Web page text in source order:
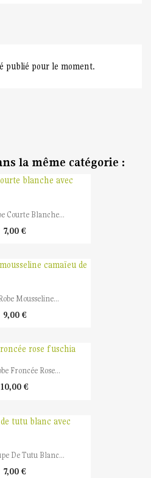
publié pour le moment.
la même catégorie :
Courte Blanche...
7,00 €
Mousseline...
9,00 €
Froncée Rose...
10,00 €
De Tutu Blanc...
7,00 €